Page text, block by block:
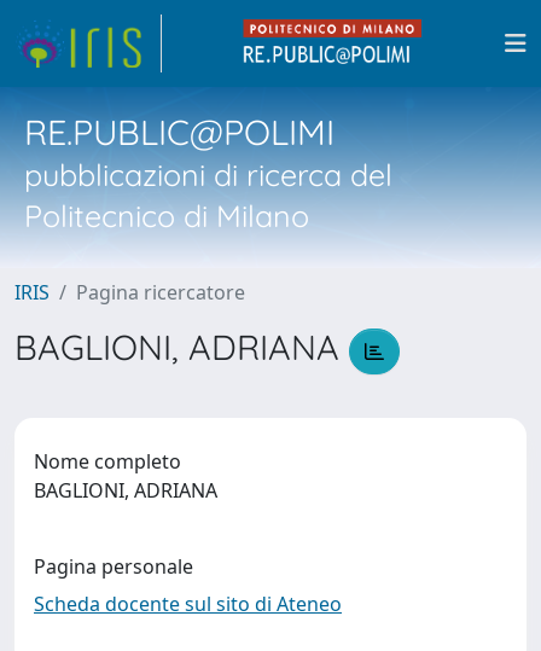
RE.PUBLIC@POLIMI
pubblicazioni di ricerca del
Politecnico di Milano
IRIS Pagina ricercatore
BAGLIONI, ADRIANA
Nome completo
BAGLIONI, ADRIANA
Pagina personale
Scheda docente sul sito di Ateneo